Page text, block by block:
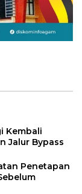
Kembali
Jalur Bypass
Penetapan